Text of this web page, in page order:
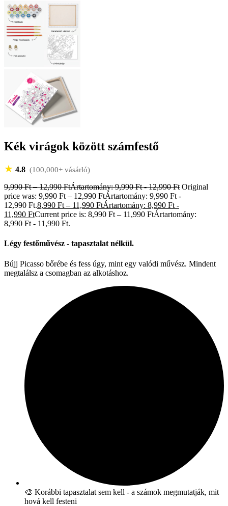
Kék virágok között számfestő
★ 4.8 (100,000+ vásárló)
9,990Ft – 12,990FtÁrtartomány: 9,990 Ft - 12,990 Ft Original
price was: 9,990 Ft – 12,990 FtÁrtartomány: 9,990 Ft -
12,990 Ft.8,990 Ft – 11,990 FtÁrtartomány: 8,990 Ft -
11,990 FtCurrent price is: 8,990 Ft – 11,990 FtÁrtartomány:
8,990 Ft - 11,990 Ft.
Légy festőművész - tapasztalat nélkül.
Bújj Picasso bőrébe és fess úgy, mint egy valódi művész. Mindent
megtalálsz a csomagban az alkotáshoz.
🎨 Korábbi tapasztalat sem kell - a számok megmutatják, mit
hová kell festeni